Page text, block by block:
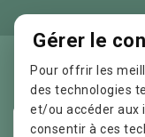
Gérer le
Pour offrir les
des technologies
et/ou accéder aux
consentir à ces